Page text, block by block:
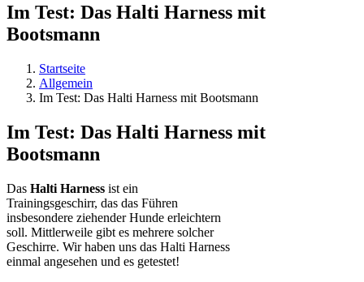
Im Test: Das Halti Harness mit
Bootsmann
Startseite
Allgemein
Im Test: Das Halti Harness mit Bootsmann
Im Test: Das Halti Harness mit
Bootsmann
Das Halti Harness ist ein
Trainingsgeschirr, das das Führen
insbesondere ziehender Hunde erleichtern
soll. Mittlerweile gibt es mehrere solcher
Geschirre. Wir haben uns das Halti Harness
einmal angesehen und es getestet!